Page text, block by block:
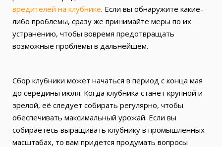
вредителей на клубнике. Если вы обнаружите какие-
либо проблемы, сразу же принимайте меры по их
устранению, чтобы вовремя предотвращать
возможные проблемы в дальнейшем.
Сбор клубники может начаться в период с конца мая
до середины июля. Когда клубника станет крупной и
зрелой, её следует собирать регулярно, чтобы
обеспечивать максимальный урожай. Если вы
собираетесь выращивать клубнику в промышленных
масштабах, то вам придется продумать вопросы